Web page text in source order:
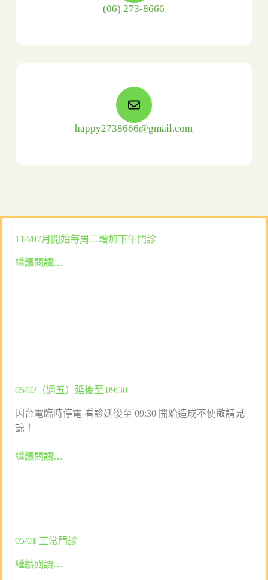
(06) 273-8666
happy2738666@gmail.com
114/07月開始每周二增加下午門診
繼續閱讀…
05/02（週五）延後至 09:30
因台電臨時停電 看診延後至 09:30 開始造成不便敬請見
諒！
繼續閱讀…
05/01 正常門診
繼續閱讀…